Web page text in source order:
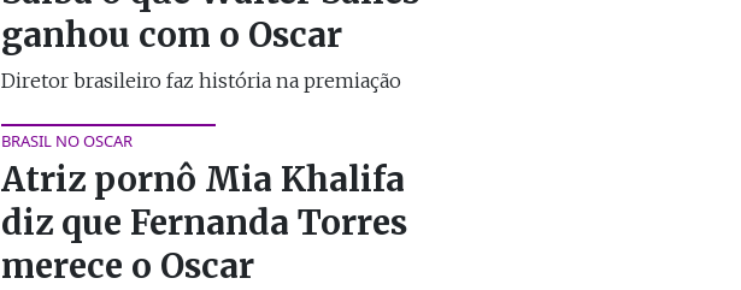
ganhou com o Oscar
Diretor brasileiro faz história na premiação
BRASIL NO OSCAR
Atriz pornô Mia Khalifa
diz que Fernanda Torres
merece o Oscar